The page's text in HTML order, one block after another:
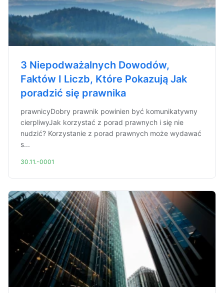
3 Niepodważalnych Dowodów,
Faktów I Liczb, Które Pokazują Jak
poradzić się prawnika
prawnicyDobry prawnik powinien być komunikatywny
cierpliwyJak korzystać z porad prawnych i się nie
nudzić? Korzystanie z porad prawnych może wydawać
s...
30.11.-0001